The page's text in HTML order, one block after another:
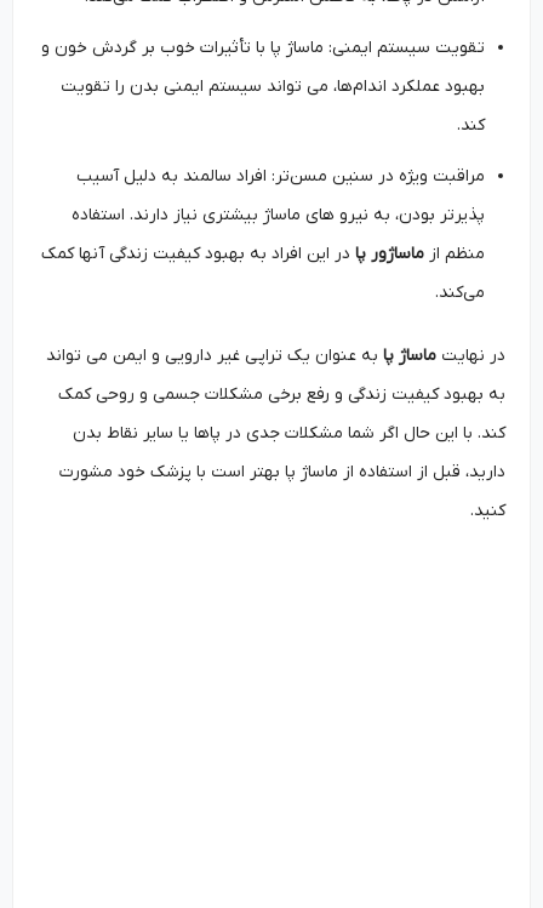
تقویت سیستم ایمنی: ماساژ پا با تأثیرات خوب بر گردش خون و
بهبود عملکرد اندام‌ها، می ‌تواند سیستم ایمنی بدن را تقویت
مراقبت ویژه در سنین مسن‌تر: افراد سالمند به دلیل آسیب
‌پذیرتر بودن، به نیرو های ماساژ بیشتری نیاز دارند. استفاده
منظم ازماساژور پادر این افراد به بهبود کیفیت زندگی آنها کمک
می‌کند.
در نهایتماساژ پابه عنوان یک تراپی غیر دارویی و ایمن می ‌تواند
به بهبود کیفیت زندگی و رفع برخی مشکلات جسمی و روحی کمک
کند. با این حال اگر شما مشکلات جدی در پاها یا سایر نقاط بدن
دارید، قبل از استفاده از ماساژ پا بهتر است با پزشک خود مشورت
کنید.